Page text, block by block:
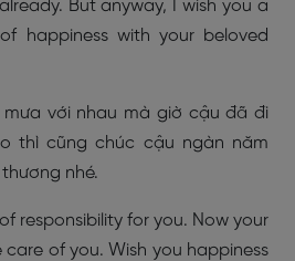
But anyway, I wish you a
happiness with your beloved
với nhau mà giờ cậu đã đi
thì cũng chúc cậu ngàn năm
nhé.
responsibility for you. Now your
care of you. Wish you happiness